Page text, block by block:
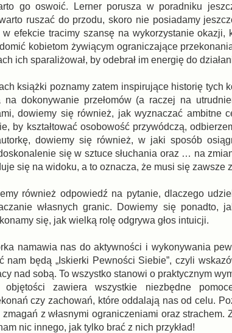
go oswoić. Lerner porusza w poradniku
ruszać do przodu, skoro nie posiadamy
w efekcie tracimy szansę na wykorzystanie okazji,
kobietom żywiącym ograniczające
ich sparaliżował, by odebrał im energię do
książki poznamy zatem inspirujące historię tych
na dokonywanie przełomów (a raczej na
dowiemy się również, jak wyznaczać ambitne
by kształtować osobowość przywódczą,
dowiemy się również, w jaki sposób
się w sztuce słuchania oraz … na
się na widoku, a to oznacza, że musi się zawsze
również odpowiedź na pytanie, dlaczego
własnych granic. Dowiemy się ponadto,
się, jak wielką rolę odgrywa głos intuicji.
namawia nas do aktywności i wykonywania
nam będą „Iskierki Pewności Siebie”, czyli
nad sobą. To wszystko stanowi o praktycznym
objętości zawiera wszystkie niezbędne
czy zachowań, które oddalają nas od celu.
z własnymi ograniczeniami oraz
nic innego, jak tylko brać z nich przykład!